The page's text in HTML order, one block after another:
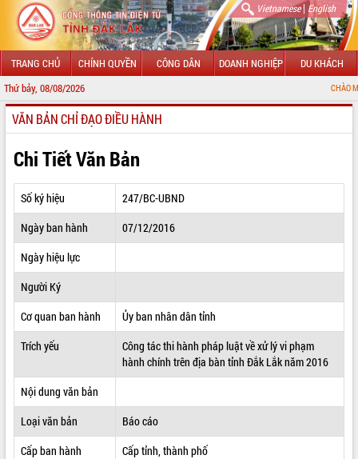
Vietnamese| English
TRANG CHỦ CHÍNH QUYỀN CÔNG DÂN DOANH NGHIỆP DU KHÁCH
Thứ bảy, 08/08/2026 CHÀO MỪNG ĐẾN
GIỚI THIỆU
LÃNH ĐẠO UBND TỈNH
TIN TỨC SỰ KIỆN
SỞ, BAN, NGÀNH
THÔNG TIN CHỈ ĐẠO ĐIỀU HÀNH
HỆ THỐNG VĂN BẢN
VĂN BẢN HĐND TỈNH
ĐIỂM TIN VĂN BẢN
VĂN BẢN CHỈ ĐẠO ĐIỀU HÀNH
Chi Tiết Văn Bản
Số ký hiệu
247/BC-UBND
Ngày ban hành
07/12/2016
Ngày hiệu lực
Người Ký
Cơ quan ban hành
Ủy ban nhân dân tỉnh
Trích yếu
Công tác thi hành pháp luật về xử lý vi phạm
hành chính trên địa bàn tỉnh Đắk Lắk năm 2016
Nội dung văn bản
Loại văn bản
Báo cáo
Cấp ban hành
Cấp tỉnh, thành phố